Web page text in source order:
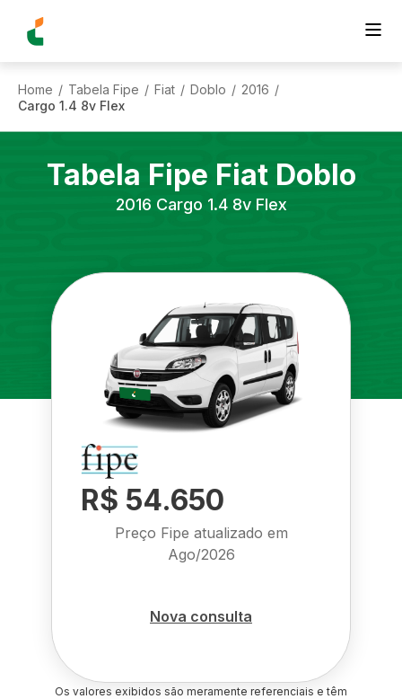
Home / Tabela Fipe / Fiat / Doblo / 2016 /
Cargo 1.4 8v Flex
Tabela Fipe Fiat Doblo
2016 Cargo 1.4 8v Flex
R$ 54.650
Preço Fipe atualizado em
Ago/2026
Nova consulta
Os valores exibidos são meramente referenciais e têm